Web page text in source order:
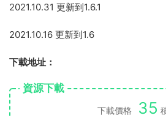
2021.10.31 更新到1.6.1
2021.10.16 更新到1.6
下載地址：
資源下載
下載價格 35